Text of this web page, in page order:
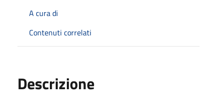
A cura di
Contenuti correlati
Descrizione